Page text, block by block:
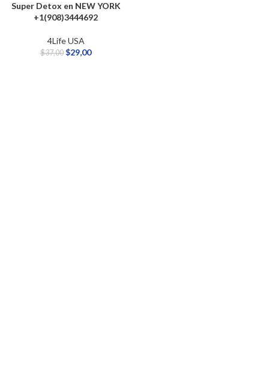
Super Detox en NEW YORK
+1(908)3444692
4Life USA
$37,00 $29,00